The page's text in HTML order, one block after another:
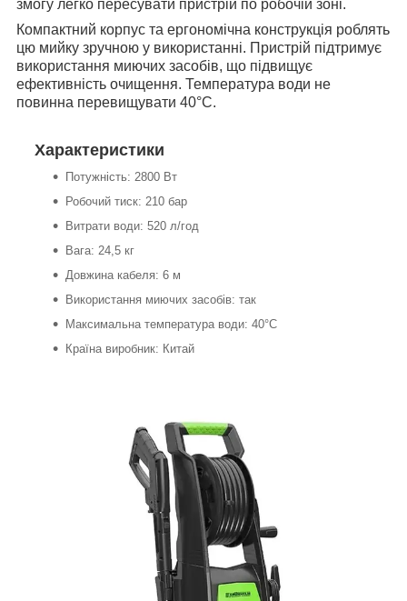
змогу легко пересувати пристрій по робочій зоні.
Компактний корпус та ергономічна конструкція роблять
цю мийку зручною у використанні. Пристрій підтримує
використання миючих засобів, що підвищує
ефективність очищення. Температура води не
повинна перевищувати 40°C.
Характеристики
Потужність: 2800 Вт
Робочий тиск: 210 бар
Витрати води: 520 л/год
Вага: 24,5 кг
Довжина кабеля: 6 м
Використання миючих засобів: так
Максимальна температура води: 40°C
Країна виробник: Китай